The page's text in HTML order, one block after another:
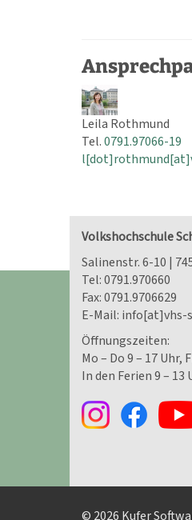
Leila Rothmund
Tel.0791.97066-19
Volkshochschule
Salinenstr. 6-10 |
Tel:0791.970660
Fax: 0791.9706629
E-Mail: info[at]vhs-
Öffnungszeiten:
Mo – Do 9 – 17 Uhr,
In den Ferien 9 – 13
© 2026 Kufer